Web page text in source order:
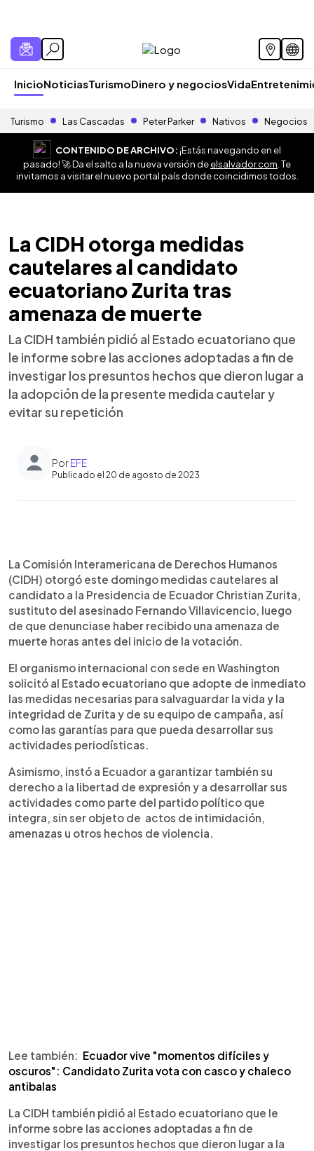
InicioNoticiasTurismoDinero y negociosVida
Turismo Las Cascadas Peter Parker Nativos Negocios
CONTENIDO DE ARCHIVO:¡Estás navegando en el
pasado! 🚀 Da el salto a la nueva versión deelsalvador.com . Te
invitamos a visitar el nuevo portal país donde coincidimos todos.
La CIDH otorga medidas
cautelares al candidato
ecuatoriano Zurita tras
amenaza de muerte
La CIDH también pidió al Estado ecuatoriano que
le informe sobre las acciones adoptadas a fin de
investigar los presuntos hechos que dieron lugar a
la adopción de la presente medida cautelar y
evitar su repetición
PorEFE
Publicado el 20 de agosto de 2023
► Escuchar artículo
La Comisión Interamericana de Derechos Humanos
(CIDH) otorgó este domingo medidas cautelares al
candidato a la Presidencia de Ecuador Christian Zurita,
sustituto del asesinado Fernando Villavicencio, luego
de que denunciase haber recibido una amenaza de
muerte horas antes del inicio de la votación.
El organismo internacional con sede en Washington
solicitó al Estado ecuatoriano que adopte de inmediato
las medidas necesarias para salvaguardar la vida y la
integridad de Zurita y de su equipo de campaña, así
como las garantías para que pueda desarrollar sus
actividades periodísticas.
Asimismo, instó a Ecuador a garantizar también su
derecho a la libertad de expresión y a desarrollar sus
actividades como parte del partido político que
integra, sin ser objeto de actos de intimidación,
amenazas u otros hechos de violencia.
Lee también: Ecuador vive "momentos difíciles y
oscuros": Candidato Zurita vota con casco y chaleco
antibalas
La CIDH también pidió al Estado ecuatoriano que le
informe sobre las acciones adoptadas a fin de
investigar los presuntos hechos que dieron lugar a la